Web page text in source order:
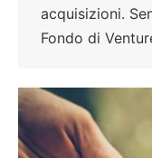
acquisizioni.
Fondo di